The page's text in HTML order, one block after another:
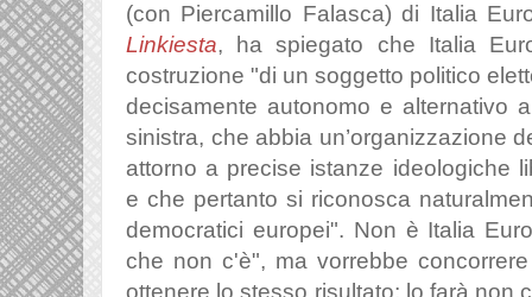
(con Piercamillo Falasca) di Italia
Linkiesta, ha spiegato che Italia
costruzione "di un soggetto politico
decisamente autonomo e alternativo
sinistra, che abbia un’organizzazione
attorno a precise istanze ideologiche
e che pertanto si riconosca
democratici europei". Non è Italia
che non c'è", ma vorrebbe
ottenere lo stesso risultato; lo farà non